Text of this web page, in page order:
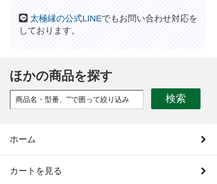
太極縁の公式LINEでもお問い合わせ対応を
しております。
ほかの商品を探す
検索
ホーム
カートを見る